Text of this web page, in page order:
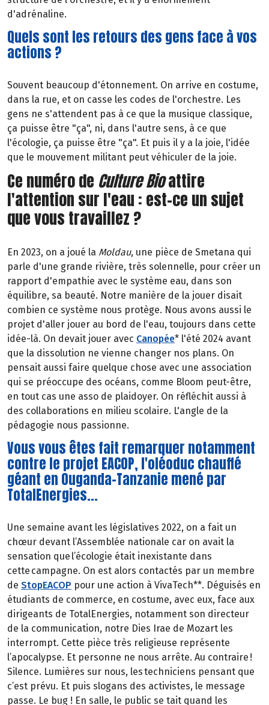
d'adrénaline.
Quels sont les retours des gens face à vos
actions ?
Souvent beaucoup d'étonnement. On arrive en costume,
dans la rue, et on casse les codes de l'orchestre. Les
gens ne s'attendent pas à ce que la musique classique,
ça puisse être "ça", ni, dans l'autre sens, à ce que
l'écologie, ça puisse être "ça". Et puis il y a la joie, l'idée
que le mouvement militant peut véhiculer de la joie.
Ce numéro de Culture Bioattire
l'attention sur l'eau : est-ce un sujet
que vous travaillez ?
En 2023, on a joué la Moldau, une pièce de Smetana qui
parle d'une grande rivière, très solennelle, pour créer un
rapport d'empathie avec le système eau, dans son
équilibre, sa beauté. Notre manière de la jouer disait
combien ce système nous protège. Nous avons aussi le
projet d'aller jouer au bord de l'eau, toujours dans cette
idée-là. On devait jouer avec Canopée* l'été 2024 avant
que la dissolution ne vienne changer nos plans. On
pensait aussi faire quelque chose avec une association
qui se préoccupe des océans, comme Bloom peut-être,
en tout cas une asso de plaidoyer. On réfléchit aussi à
des collaborations en milieu scolaire. L'angle de la
pédagogie nous passionne.
Vous vous êtes fait remarquer notamment
contre le projet EACOP, l'oléoduc chauffé
géant en Ouganda-Tanzanie mené par
TotalEnergies...
Une semaine avant les législatives 2022, on a fait un
chœur devant l’Assemblée nationale car on avait la
sensation que l’écologie était inexistante dans
cette campagne. On est alors contactés par un membre
de StopEACOP pour une action à VivaTech**. Déguisés en
étudiants de commerce, en costume, avec eux, face aux
dirigeants de TotalEnergies, notamment son directeur
de la communication, notre Dies Irae de Mozart les
interrompt. Cette pièce très religieuse représente
l’apocalypse. Et personne ne nous arrête. Au contraire !
Silence. Lumières sur nous, les techniciens pensant que
c’est prévu. Et puis slogans des activistes, le message
passe. Le bug ! En salle, le public se tait quand les